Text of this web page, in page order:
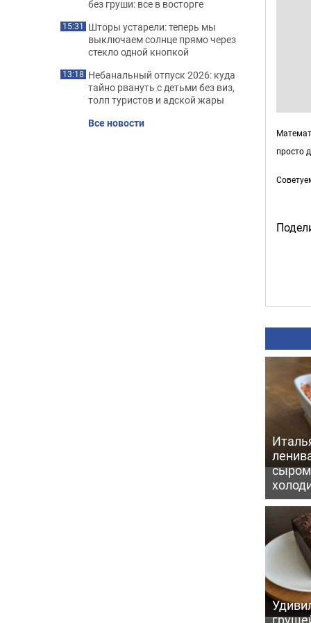
просто
сыром
без груши: все в восторге
15:31 Шторы устарели: теперь мы
выключаем солнце прямо через
стекло одной кнопкой
13:18 Небанальный отпуск 2026: куда
тайно рвануть с детьми без виз,
толп туристов и адской жары
Все новости